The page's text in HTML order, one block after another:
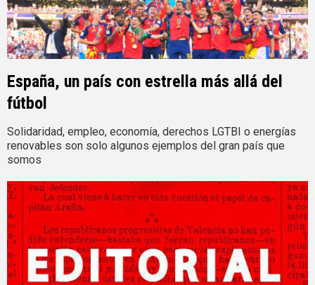
España, un país con estrella más allá del
fútbol
Solidaridad, empleo, economía, derechos LGTBI o energías
renovables son solo algunos ejemplos del gran país que
somos